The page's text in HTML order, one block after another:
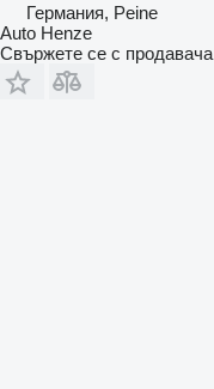
Германия, Peine
Auto Henze
Свържете се с продавача